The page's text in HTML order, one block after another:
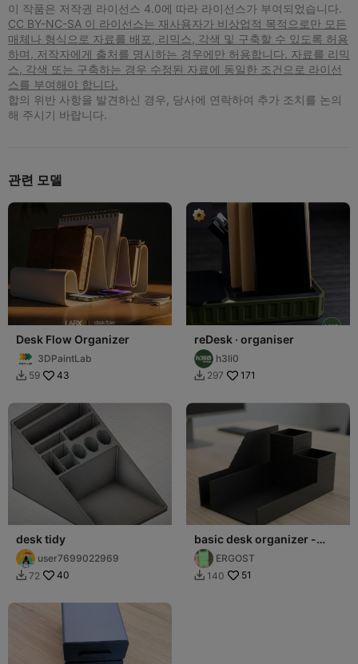
이 작품은 저작권 라이선스 4.0에 따라 라이선스가 부여되었습니다.
CC BY-NC-SA 이 라이선스는 재사용자가 비상업적 목적으로만 모든
매체나 형식으로 자료를 배포, 리믹스, 각색 및 구축할 수 있도록 허용
하며, 저작자에게 출처를 명시하는 경우에만 허용합니다. 자료를 리믹
스, 각색 또는 구축하는 경우 수정된 자료에 동일한 조건으로 라이선
스를 부여해야 합니다.
합의 위반 사항을 발견하신 경우, 당사에 연락하여 추가 조치를 논의
해 주시기 바랍니다.
관련 모델
Desk Flow Organizer
3DPaintLab
 59 43
reDesk · organiser
h3li0
 297 171
desk tidy
user7699022969
 72 40
basic desk organizer -
organizador basico
escritorio
ERGOST
 140 51